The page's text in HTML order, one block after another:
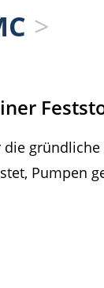
gründliche
Pumpen